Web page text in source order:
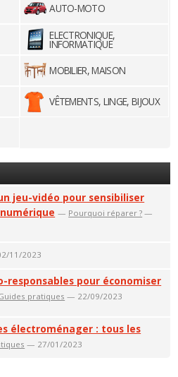
AUTO-MOTO
ELECTRONIQUE,
INFORMATIQUE
MOBILIER, MAISON
VÊTEMENTS, LINGE, BIJOUX
jeu-vidéo pour sensibiliser
— Pourquoi réparer ? —
11/2023
responsables pour économiser
pratiques — 22/09/2023
électroménager : tous les
— 27/01/2023